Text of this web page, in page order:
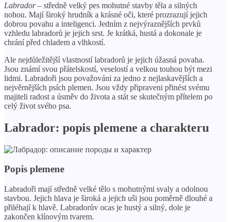
Labrador– středně velký pes mohutné stavby těla a silných
nohou. Mají široký hrudník a krásné oči, které prozrazují jejich
dobrou povahu a inteligenci. Jedním z nejvýraznějších prvků
vzhledu labradorů je jejich srst. Je krátká, hustá a dokonale je
chrání před chladem a vlhkostí.
Ale nejdůležitější vlastností labradorů je jejich úžasná povaha.
Jsou známí svou přátelskostí, veselostí a velkou touhou být mezi
lidmi. Labradoři jsou považováni za jedno z nejlaskavějších a
nejvěrnějších psích plemen. Jsou vždy připraveni přinést svému
majiteli radost a úsměv do života a stát se skutečným přítelem po
celý život svého psa.
Labrador: popis plemene a charakteru
Popis plemene
Labradoři mají středně velké tělo s mohutnými svaly a odolnou
stavbou. Jejich hlava je široká a jejich uši jsou poměrně dlouhé a
přiléhají k hlavě. Labradorův ocas je hustý a silný, dole je
zakončen klínovým tvarem.